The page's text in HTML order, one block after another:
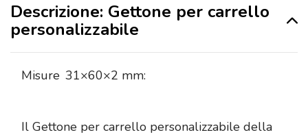
Descrizione: Gettone per carrello
personalizzabile
Misure 31×60×2 mm:
Il Gettone per carrello personalizzabile della